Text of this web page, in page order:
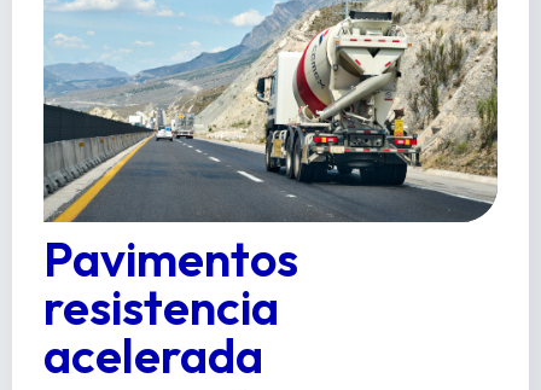
Pavimentos
resistencia
acelerada